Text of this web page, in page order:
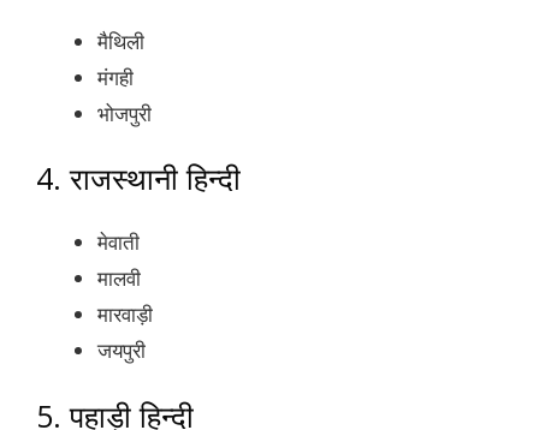
मैथिली
मंगही
भोजपुरी
4. राजस्थानी हिन्दी
मेवाती
मालवी
मारवाड़ी
जयपुरी
5. पहाड़ी हिन्दी